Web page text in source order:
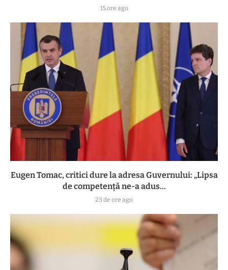
15 ore ago
Eugen Tomac, critici dure la adresa Guvernului: „Lipsa
de competență ne-a adus...
23 de ore ago